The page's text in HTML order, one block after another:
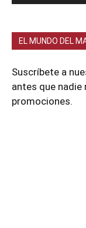
EL MUNDO DEL
Suscríbete a
antes que
promociones.